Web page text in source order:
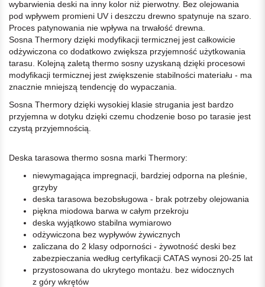
wybarwienia deski na inny kolor niż pierwotny. Bez olejowania
pod wpływem promieni UV i deszczu drewno spatynuje na szaro.
Proces patynowania nie wpływa na trwałość drewna.
Sosna Thermory dzięki modyfikacji termicznej jest całkowicie
odżywiczona co dodatkowo zwiększa przyjemność użytkowania
tarasu. Kolejną zaletą thermo sosny uzyskaną dzięki procesowi
modyfikacji termicznej jest zwiększenie stabilności materiału - ma
znacznie mniejszą tendencję do wypaczania.
Sosna Thermory dzięki wysokiej klasie strugania jest bardzo
przyjemna w dotyku dzięki czemu chodzenie boso po tarasie jest
czystą przyjemnością.
Deska tarasowa thermo sosna marki Thermory:
niewymagająca impregnacji, bardziej odporna na pleśnie,
grzyby
deska tarasowa bezobsługowa - brak potrzeby olejowania
piękna miodowa barwa w całym przekroju
deska wyjątkowo stabilna wymiarowo
odżywiczona bez wypływów żywicznych
zaliczana do 2 klasy odporności - żywotność deski bez
zabezpieczania według certyfikacji CATAS wynosi 20-25 lat
przystosowana do ukrytego montażu. bez widocznych
z góry wkrętów